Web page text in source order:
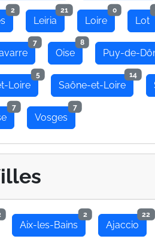
2
Leiria
21
Loire
0
Lot
7
Oise
8
Puy-de-
Loire
5
Saône-et-Loire
14
7
Vosges
7
Aix-les-Bains
2
Ajaccio
22